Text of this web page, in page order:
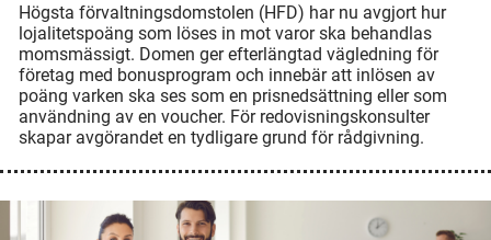
Högsta förvaltningsdomstolen (HFD) har nu avgjort hur
lojalitetspoäng som löses in mot varor ska behandlas
momsmässigt. Domen ger efterlängtad vägledning för
företag med bonusprogram och innebär att inlösen av
poäng varken ska ses som en prisnedsättning eller som
användning av en voucher. För redovisningskonsulter
skapar avgörandet en tydligare grund för rådgivning.